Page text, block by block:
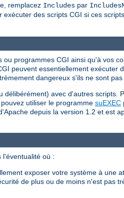
remplacez Includes par
exécuter des scripts CGI si ces
programmes CGI ainsi qu'à vos
peuvent essentiellement exécuter
dangereux s'ils ne sont
délibérément) avec d'autres scripts.
utiliser le programme suEXEC
depuis la version 1.2 et est
l'éventualité où :
exposer votre système à une
de plus ou de moins n'est pas